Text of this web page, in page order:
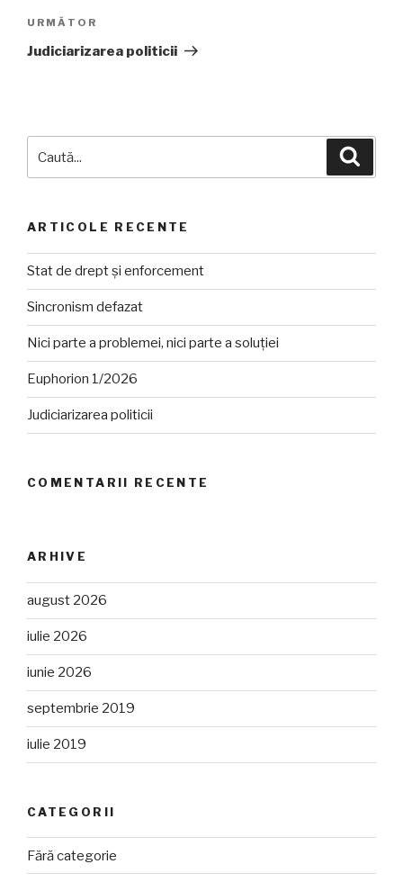
Articolul
următor
URMĂTOR
Judiciarizarea politicii
după:
ARTICOLE RECENTE
Stat de drept și enforcement
Sincronism defazat
Nici parte a problemei, nici parte a soluției
Euphorion 1/2026
Judiciarizarea politicii
COMENTARII RECENTE
ARHIVE
august 2026
iulie 2026
iunie 2026
septembrie 2019
iulie 2019
CATEGORII
Fără categorie